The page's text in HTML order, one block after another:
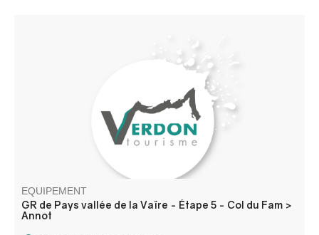
les grimpeurs. On doit à cette formation géologique la
belle architecture de nos villages et les formes
énigmatiques de la roche ont forgé nos récits légendaires.
EQUIPEMENT
GR de Pays vallée de la Vaïre - Étape 5 - Col du Fam >
Annot